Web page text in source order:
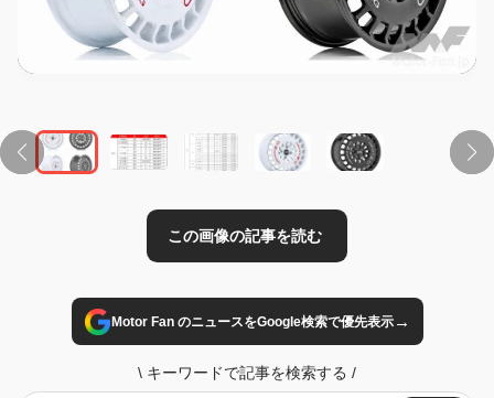
Motor Fan のニュースをGoogle検索で優先表示→
\ キーワードで記事を検索する /